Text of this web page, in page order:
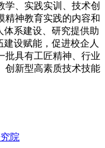
学、实践实训、技术创
精神教育实践的内容和
体系建设、研究提供助
设赋能，促进校企人
批具有工匠精神、行业
创新型高素质技术技能
院